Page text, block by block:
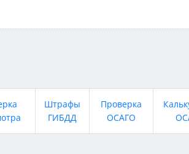
Штрафы
ГИБДД
Проверка
ОСАГО